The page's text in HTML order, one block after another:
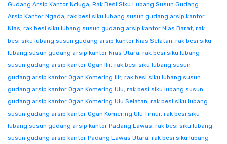
Gudang Arsip Kantor Nduga, Rak Besi Siku Lubang Susun Gudang
Arsip Kantor Ngada, rak besi siku lubang susun gudang arsip kantor
Nias, rak besi siku lubang susun gudang arsip kantor Nias Barat, rak
besi siku lubang susun gudang arsip kantor Nias Selatan, rak besi siku
lubang susun gudang arsip kantor Nias Utara, rak besi siku lubang
susun gudang arsip kantor Ogan Ilir, rak besi siku lubang susun
gudang arsip kantor Ogan Komering Ilir, rak besi siku lubang susun
gudang arsip kantor Ogan Komering Ulu, rak besi siku lubang susun
gudang arsip kantor Ogan Komering Ulu Selatan, rak besi siku lubang
susun gudang arsip kantor Ogan Komering Ulu Timur, rak besi siku
lubang susun gudang arsip kantor Padang Lawas, rak besi siku lubang
susun gudang arsip kantor Padang Lawas Utara, rak besi siku lubang